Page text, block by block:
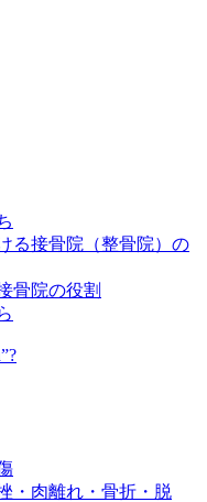
る接骨院（整骨院）の
骨院の役割
・肉離れ・骨折・脱